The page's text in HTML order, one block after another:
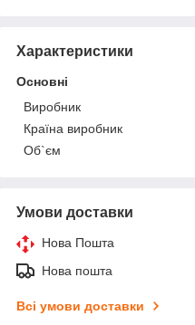
Характеристики
Основні
Виробник
Країна виробник
Об`єм
Умови доставки
Нова Пошта
Нова пошта
Всі умови доставки